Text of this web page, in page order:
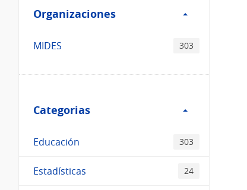
Organizaciones
Organizaciones
MIDES 303
Categorias
Categorias
Educación 303
Estadísticas 24